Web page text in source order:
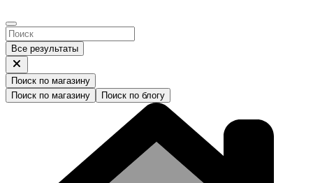
Все результаты
Поиск по магазину
Поиск по магазину
Поиск по блогу